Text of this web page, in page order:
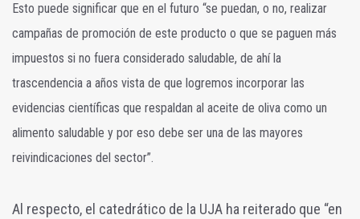
Esto puede significar que en el futuro “se puedan, o no, realizar
campañas de promoción de este producto o que se paguen más
impuestos si no fuera considerado saludable, de ahí la
trascendencia a años vista de que logremos incorporar las
evidencias científicas que respaldan al aceite de oliva como un
alimento saludable y por eso debe ser una de las mayores
reivindicaciones del sector”.
Al respecto, el catedrático de la UJA ha reiterado que “en